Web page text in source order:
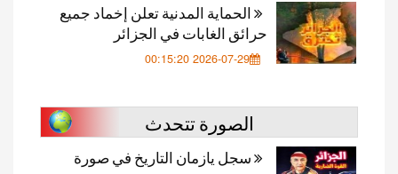
الحماية المدنية تعلن إخماد جميع
حرائق الغابات في الجزائر
2026-07-29 00:15:20
الصورة تتحدث
سجل يازمان التاريخ في صورة